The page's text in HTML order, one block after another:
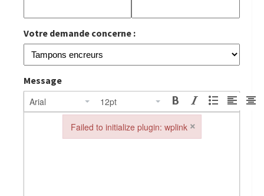
Votre demande concerne :
Message
Arial
12pt
Failed to initialize plugin: wplink ×
Failed to initialize plugin: wplink